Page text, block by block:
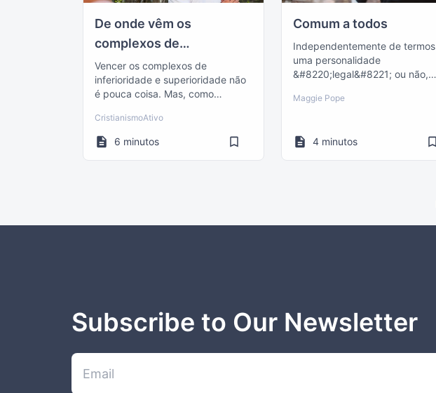
De onde vêm os
complexos de
inferioridade e
superioridade?
Vencer os complexos de
inferioridade e superioridade não
é pouca coisa. Mas, como
mostra o caminho.
CristianismoAtivo
6 minutos
Comum a todos
Independentemente de termos
uma personalidade
&#8220;legal&#8221; ou não,
&#8230;
Maggie Pope
4 minutos
Subscribe to Our Newsletter